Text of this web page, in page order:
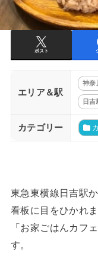
ポスト
エリア＆駅
神奈
日吉
カテゴリー
東急東横線日吉駅
看板に目をひかれま
「お家ごはんカフ
す。